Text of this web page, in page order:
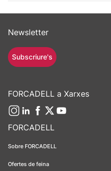
FORCADELL
Sobre FORCADELL
Ofertes de feina
Newsletter
Subscriure's
FORCADELL a Xarxes